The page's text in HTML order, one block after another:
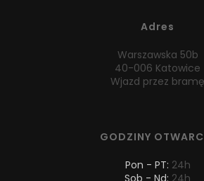
Adres
Warszawska 50b
40-006 Katowice
Wjazd przez bramę
GODZINY
Pon - PT: 24h
Sob - Nd: 24h